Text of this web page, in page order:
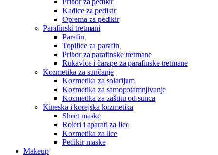
Kadice za pedikir
Oprema za pedikir
Parafinski tretmani
Parafin
Topilice za parafin
Pribor za parafinske tretmane
Rukavice i čarape za parafinske tretmane
Kozmetika za sunčanje
Kozmetika za solarijum
Kozmetika za samopotamnjivanje
Kozmetika za zaštitu od sunca
Kineska i korejska kozmetika
Sheet maske
Roleri i aparati za lice
Kozmetika za lice
Pedikir maske
Makeup